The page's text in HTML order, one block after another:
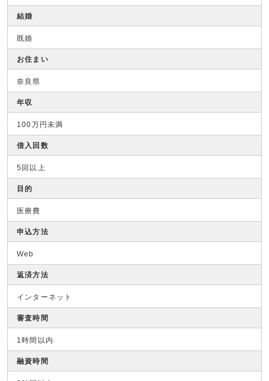
結婚
既婚
お住まい
奈良県
年収
100万円未満
借入回数
5回以上
目的
医療費
申込方法
Web
返済方法
インターネット
審査時間
1時間以内
融資時間